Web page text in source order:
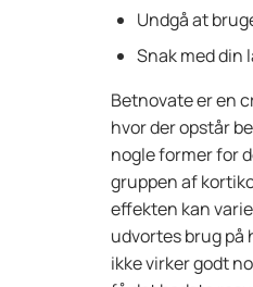
Undgå at
Snak med din
Betnovate er en
hvor der opstår
nogle former for
gruppen af
effekten kan
udvortes brug på
ikke virker godt